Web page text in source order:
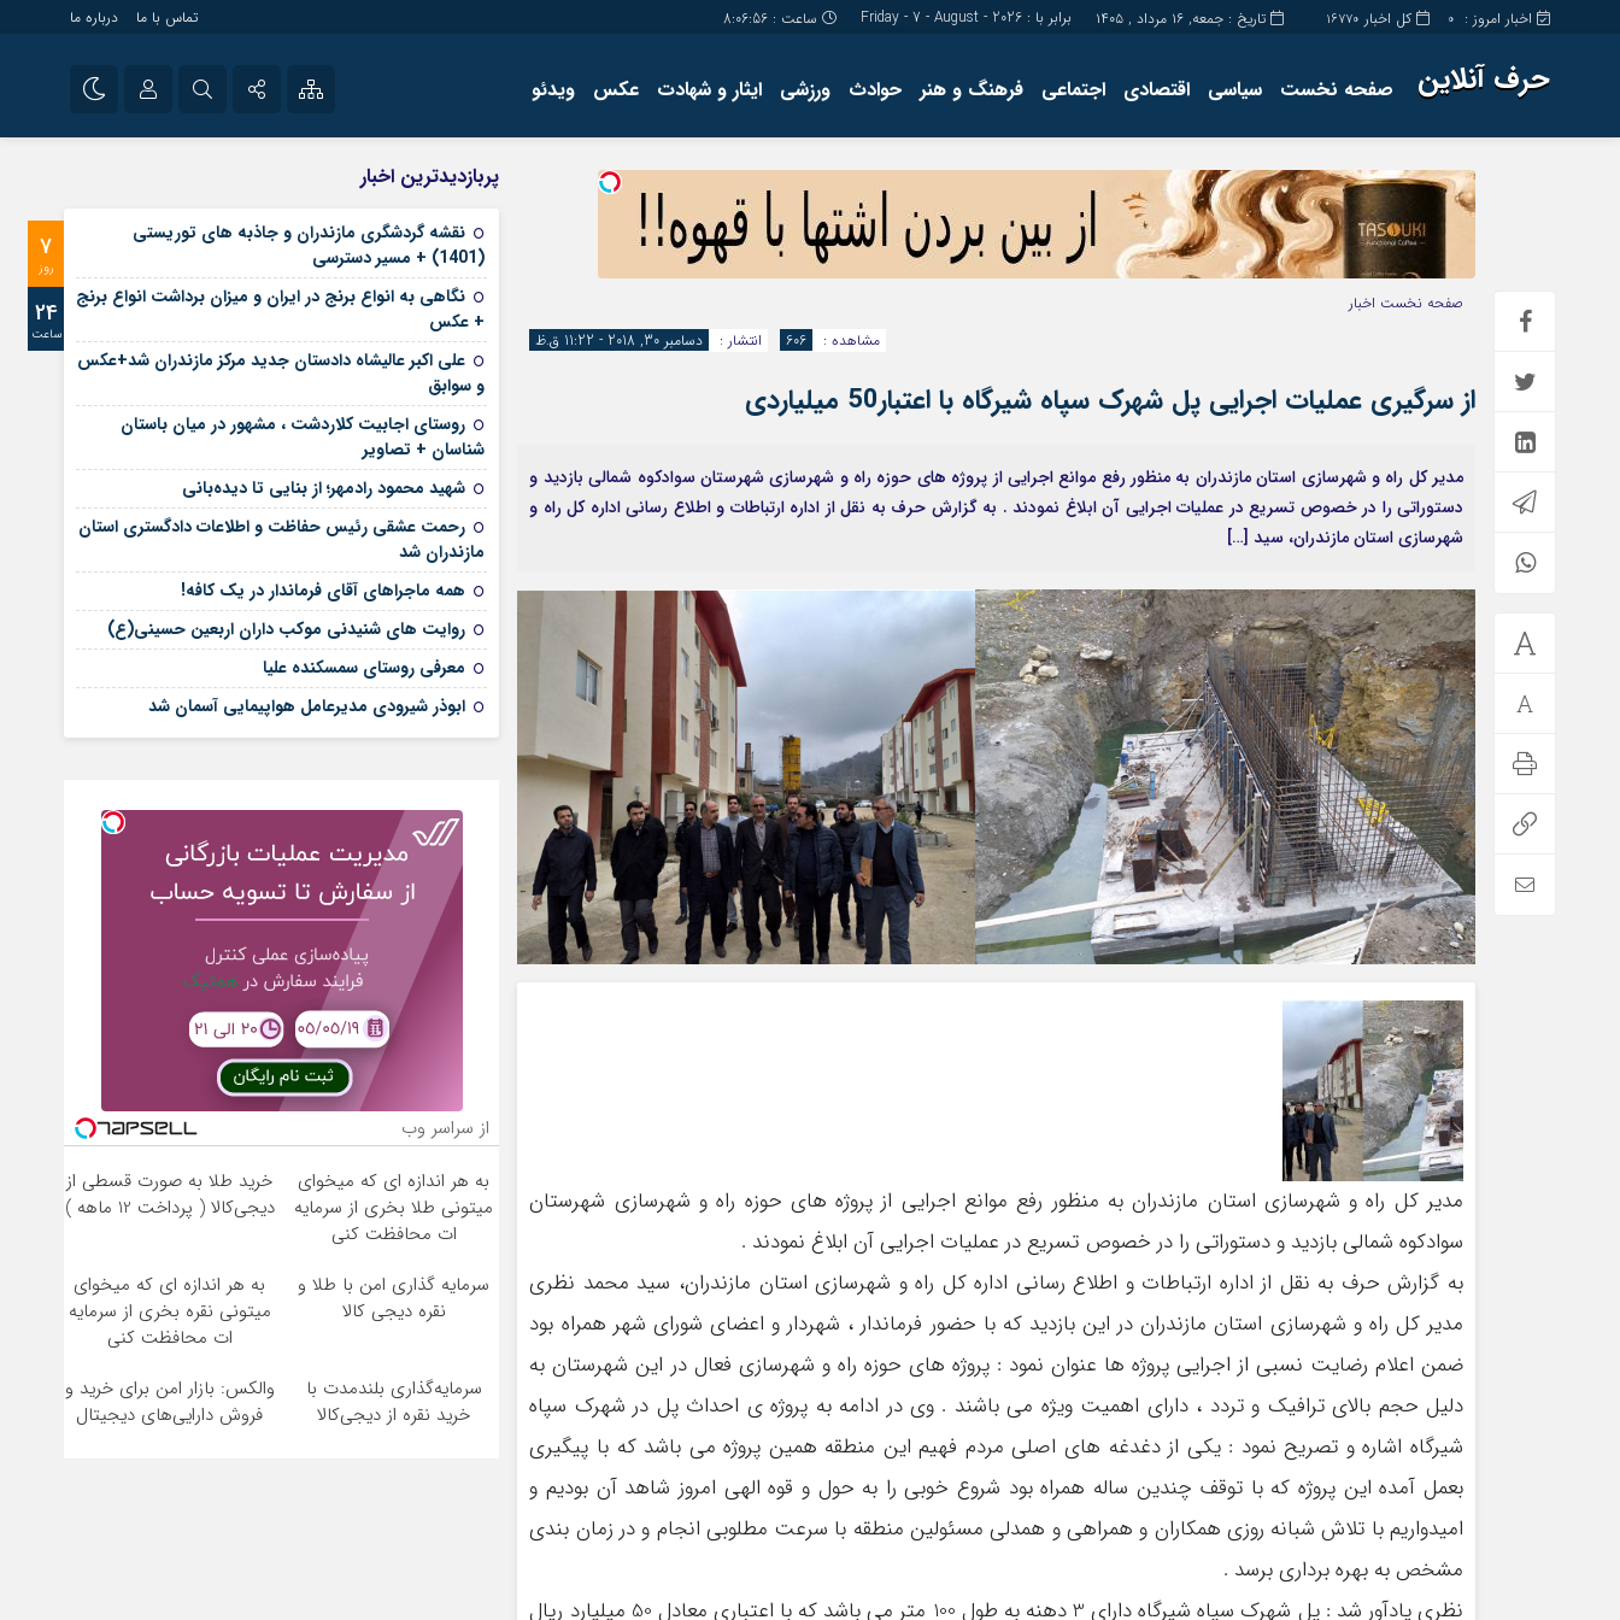
کل اخبار 16770 اخبار امروز : 0 تاریخ : جمعه, ۱۶ مرداد , ۱۴۰۵ برابر با : Friday - 7 - August - 2026 ساعت : 8:06:57 تماس با ما درباره ما
حرف آنلاین صفحه نخست سیاسی اقتصادی اجتماعی فرهنگ و هنر حوادث ورزشی ایثار و شهادت عکس ویدئو
آپارات
رمز عبور
مرا به خاطر بسپار
کارگاه آموزشی راه اندازی سایت و
تولید محتوا سایت های خبری و
مجله ای
صفحه نخست اخبار
انتشار :
دسامبر 30, 2018 - 11:22 ق.ظ مشاهده : 606
از سرگیری عملیات اجرایی پل شهرک سپاه شیرگاه با اعتبار50 میلیاردی
مدیر کل راه و شهرسازی استان مازندران به منظور رفع موانع اجرایی از پروژه های حوزه راه و شهرسازی شهرستان سوادکوه شمالی بازدید و
دستوراتی را در خصوص تسریع در عملیات اجرایی آن ابلاغ نمودند . به گزارش حرف به نقل از اداره ارتباطات و اطلاع رسانی اداره کل راه و
شهرسازی استان مازندران، سید […]
مدیر کل راه و شهرسازی استان مازندران به منظور رفع موانع اجرایی از پروژه های حوزه راه و شهرسازی شهرستان
سوادکوه شمالی بازدید و دستوراتی را در خصوص تسریع در عملیات اجرایی آن ابلاغ نمودند .
به گزارش حرف به نقل از اداره ارتباطات و اطلاع رسانی اداره کل راه و شهرسازی استان مازندران، سید محمد نظری
مدیر کل راه و شهرسازی استان مازندران در این بازدید که با حضور فرماندار ، شهردار و اعضای شورای شهر همراه بود
ضمن اعلام رضایت نسبی از اجرایی پروژه ها عنوان نمود : پروژه های حوزه راه و شهرسازی فعال در این شهرستان به
دلیل حجم بالای ترافیک و تردد ، دارای اهمیت ویژه می باشند . وی در ادامه به پروژه ی احداث پل در شهرک سپاه
شیرگاه اشاره و تصریح نمود : یکی از دغدغه های اصلی مردم فهیم این منطقه همین پروژه می باشد که با پیگیری
بعمل آمده این پروژه که با توقف چندین ساله همراه بود شروع خوبی را به حول و قوه الهی امروز شاهد آن بودیم و
امیدواریم با تلاش شبانه روزی همکاران و همراهی و همدلی مسئولین منطقه با سرعت مطلوبی انجام و در زمان بندی
مشخص به بهره برداری برسد .
نظری یادآور شد : پل شهرک سپاه شیرگاه دارای 3 دهنه به طول 100 متر می باشد که با اعتباری معادل 50 میلیارد ریال
پربازدیدترین اخبار
7
روز
24
ساعت
نقشه گردشگری مازندران و جاذبه های توریستی
(1401) + مسیر دسترسی
نگاهی به انواع برنج در ایران و میزان برداشت انواع برنج
+ عکس
علی‌ اکبر عالیشاه دادستان جدید مرکز مازندران شد+عکس
و سوابق
روستای اجابیت کلاردشت ، مشهور در میان باستان
شناسان + تصاویر
شهید محمود رادمهر؛ از بنایی تا دیده‌بانی
رحمت عشقی رئیس حفاظت و اطلاعات دادگستری استان
مازندران شد
همه ماجراهای آقای فرماندار در یک کافه!
روایت های شنیدنی موکب داران اربعین حسینی(ع)
معرفی روستای سمسکنده علیا
ابوذر شیرودی مدیرعامل هواپیمایی آسمان شد
از سراسر وب
به هر اندازه ای که میخوای
میتونی طلا بخری از سرمایه
ات محافظت کنی
خرید طلا به صورت قسطی از
دیجی‌کالا ( پرداخت 12 ماهه )
سرمایه گذاری امن با طلا و
نقره دیجی کالا
به هر اندازه ای که میخوای
میتونی نقره بخری از سرمایه
ات محافظت کنی
سرمایه‌گذاری بلندمدت با
خرید نقره از دیجی‌کالا
والکس: بازار امن برای خرید و
فروش دارایی‌های دیجیتال